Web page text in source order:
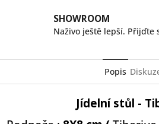
SHOWROOM
Naživo ještě lepší. Přijďte
Popis
Jídelní stůl -